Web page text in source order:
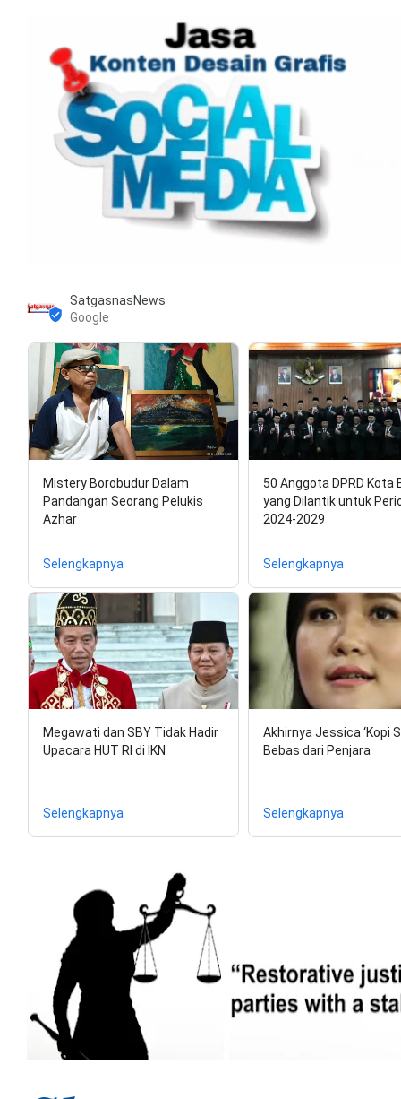
SatgasnasNews
Google
Mistery Borobudur Dalam
Pandangan Seorang Pelukis
Azhar
Selengkapnya
50 Anggota DPRD Kota
yang Dilantik untuk
2024-2029
Selengkapnya
Megawati dan SBY Tidak Hadir
Upacara HUT RI di IKN
Selengkapnya
Akhirnya Jessica ‘Kopi
Bebas dari Penjara
Selengkapnya